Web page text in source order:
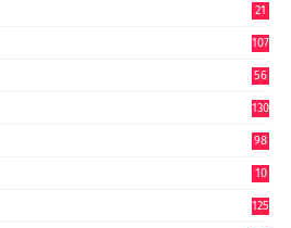
21
107
56
130
98
10
125